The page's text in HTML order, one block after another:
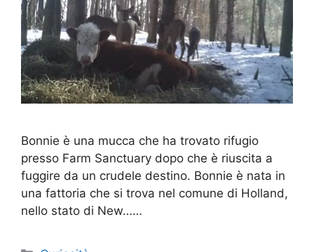
Bonnie è una mucca che ha trovato rifugio
presso Farm Sanctuary dopo che è riuscita a
fuggire da un crudele destino. Bonnie è nata in
una fattoria che si trova nel comune di Holland,
nello stato di New……